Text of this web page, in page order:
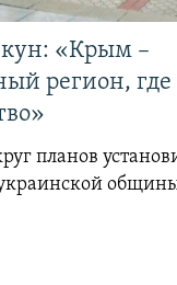
«Крым –
регион,
планов